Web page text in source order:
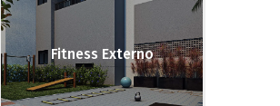
Fitness Externo